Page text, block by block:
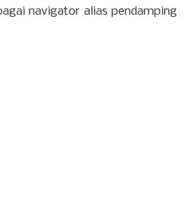
navigator alias pendamping